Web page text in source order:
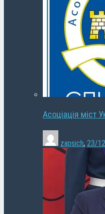
Асоціація міст
zapsich, 23/